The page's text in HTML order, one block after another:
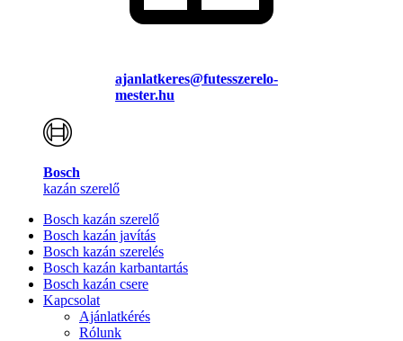
ajanlatkeres@futesszerelo-
mester.hu
Bosch
kazán szerelő
Bosch kazán szerelő
Bosch kazán javítás
Bosch kazán szerelés
Bosch kazán karbantartás
Bosch kazán csere
Kapcsolat
Ajánlatkérés
Rólunk